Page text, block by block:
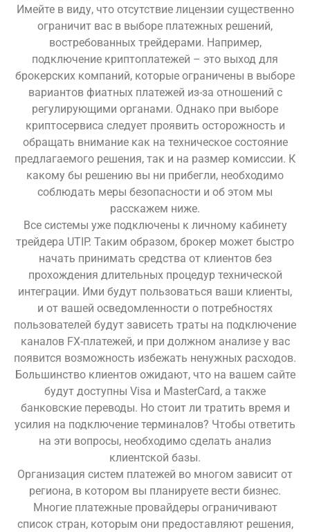
Имейте в виду, что отсутствие лицензии существенно
ограничит вас в выборе платежных решений,
востребованных трейдерами. Например,
подключение криптоплатежей – это выход для
брокерских компаний, которые ограничены в выборе
вариантов фиатных платежей из-за отношений с
регулирующими органами. Однако при выборе
криптосервиса следует проявить осторожность и
обращать внимание как на техническое состояние
предлагаемого решения, так и на размер комиссии. К
какому бы решению вы ни прибегли, необходимо
соблюдать меры безопасности и об этом мы
расскажем ниже.
Все системы уже подключены к личному кабинету
трейдера UTIP. Таким образом, брокер может быстро
начать принимать средства от клиентов без
прохождения длительных процедур технической
интеграции. Ими будут пользоваться ваши клиенты,
и от вашей осведомленности о потребностях
пользователей будут зависеть траты на подключение
каналов FX-платежей, и при должном анализе у вас
появится возможность избежать ненужных расходов.
Большинство клиентов ожидают, что на вашем сайте
будут доступны Visa и MasterCard, а также
банковские переводы. Но стоит ли тратить время и
усилия на подключение терминалов? Чтобы ответить
на эти вопросы, необходимо сделать анализ
клиентской базы.
Организация систем платежей во многом зависит от
региона, в котором вы планируете вести бизнес.
Многие платежные провайдеры ограничивают
список стран, которым они предоставляют решения,